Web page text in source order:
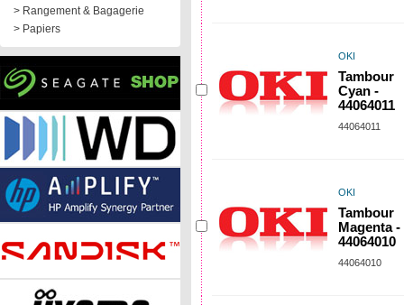
> Rangement & Bagagerie
> Papiers
OKI
Tambour
Cyan -
44064011
44064011
OKI
Tambour
Magenta -
44064010
44064010